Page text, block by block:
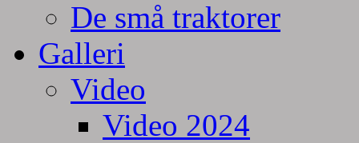
De små traktorer
Galleri
Video
Video 2024